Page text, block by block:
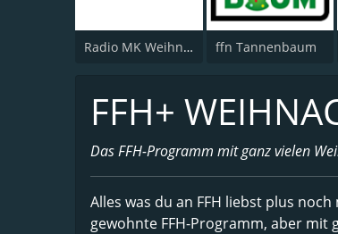
Radio MK Weihnachts ffn Tannenbaum
FFH+
Das FFH-Programm mit ganz vielen
Alles was du an FFH liebst plus
gewohnte FFH-Programm, aber mit